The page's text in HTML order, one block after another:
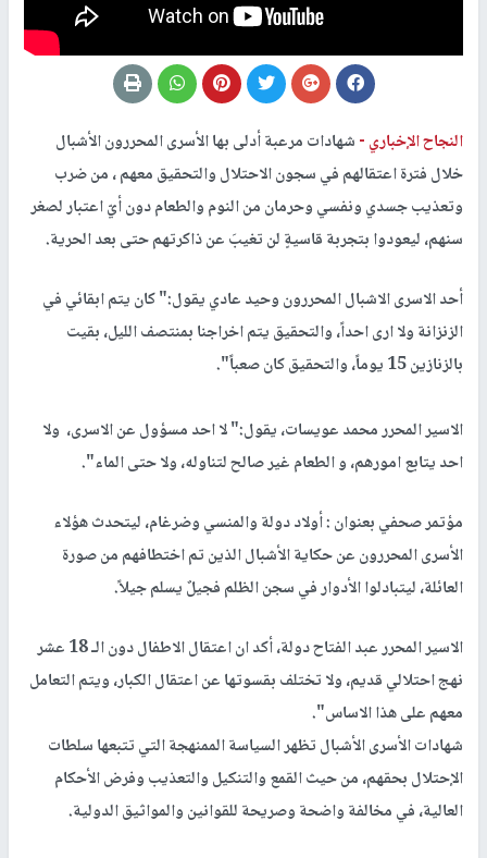
النجاح الإخباري -شهادات مرعبة أدلى بها الأسرى المحررون الأشبال
خلال فترة اعتقالهم في سجون الاحتلال والتحقيق معهم ، من ضرب
وتعذيب جسدي ونفسي وحرمان من النوم والطعام دون أيّ اعتبار لصغر
سنهم، ليعودوا بتجربة قاسيةٍ لن تغيبَ عن ذاكرتهم حتى بعد الحرية.
أحد الاسرى الاشبال المحررون وحيد عادي يقول:" كان يتم ابقائي في
الزنزانة ولا ارى احداً، والتحقيق يتم اخراجنا بمنتصف الليل، بقيت
بالزنازين 15 يوماً، والتحقيق كان صعباً".
الاسير المحرر محمد عويسات، يقول:" لا احد مسؤول عن الاسرى، ولا
احد يتابع امورهم، و الطعام غير صالح لتناوله، ولا حتى الماء".
مؤتمر صحفي بعنوان : أولاد دولة والمنسي وضرغام، ليتحدث هؤلاء
الأسرى المحررون عن حكاية الأشبال الذين تم اختطافهم من صورة
العائلة، ليتبادلوا الأدوار في سجن الظلم فجيلٌ يسلم جيلاً.
الاسير المحرر عبد الفتاح دولة، أكد ان اعتقال الاطفال دون الـ 18 عشر
نهج احتلالي قديم، ولا تختلف بقسوتها عن اعتقال الكبار، ويتم التعامل
معهم على هذا الاساس".
شهادات الأسرى الأشبال تظهر السياسة الممنهجة التي تتبعها سلطات
الإحتلال بحقهم، من حيث القمع والتنكيل والتعذيب وفرض الأحكام
العالية، في مخالفة واضحة وصريحة للقوانين والمواثيق الدولية.